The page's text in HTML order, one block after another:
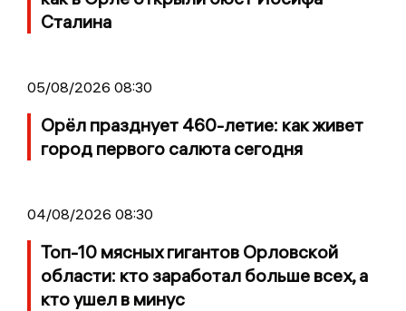
Сталина
05/08/2026 08:30
Орёл празднует 460-летие: как живет
город первого салюта сегодня
04/08/2026 08:30
Топ-10 мясных гигантов Орловской
области: кто заработал больше всех, а
кто ушел в минус